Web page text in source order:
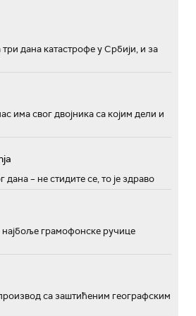
дана катастрофе у Србији, и за
има свог двојника са којим дели и
дана – не стидите се, то је здраво
најбоље грамофонске ручице
са заштићеним географским